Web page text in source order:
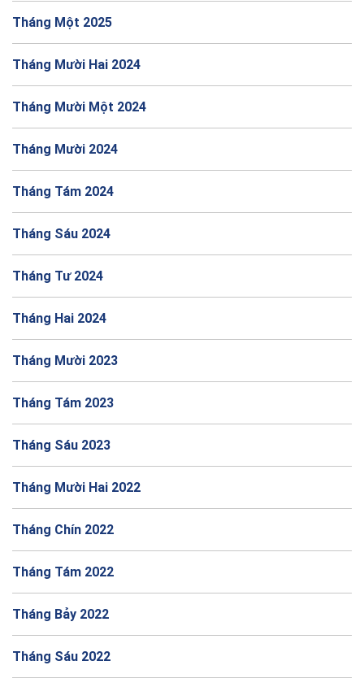
Tháng Một 2025
Tháng Mười Hai 2024
Tháng Mười Một 2024
Tháng Mười 2024
Tháng Tám 2024
Tháng Sáu 2024
Tháng Tư 2024
Tháng Hai 2024
Tháng Mười 2023
Tháng Tám 2023
Tháng Sáu 2023
Tháng Mười Hai 2022
Tháng Chín 2022
Tháng Tám 2022
Tháng Bảy 2022
Tháng Sáu 2022